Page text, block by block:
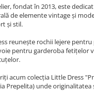
fondat în 2013, este
de elemente vintage și
și stil.
reunește rochii lejere
pentru garderoba fetițelor
acum colecția Little Dress
Prepelita) unde